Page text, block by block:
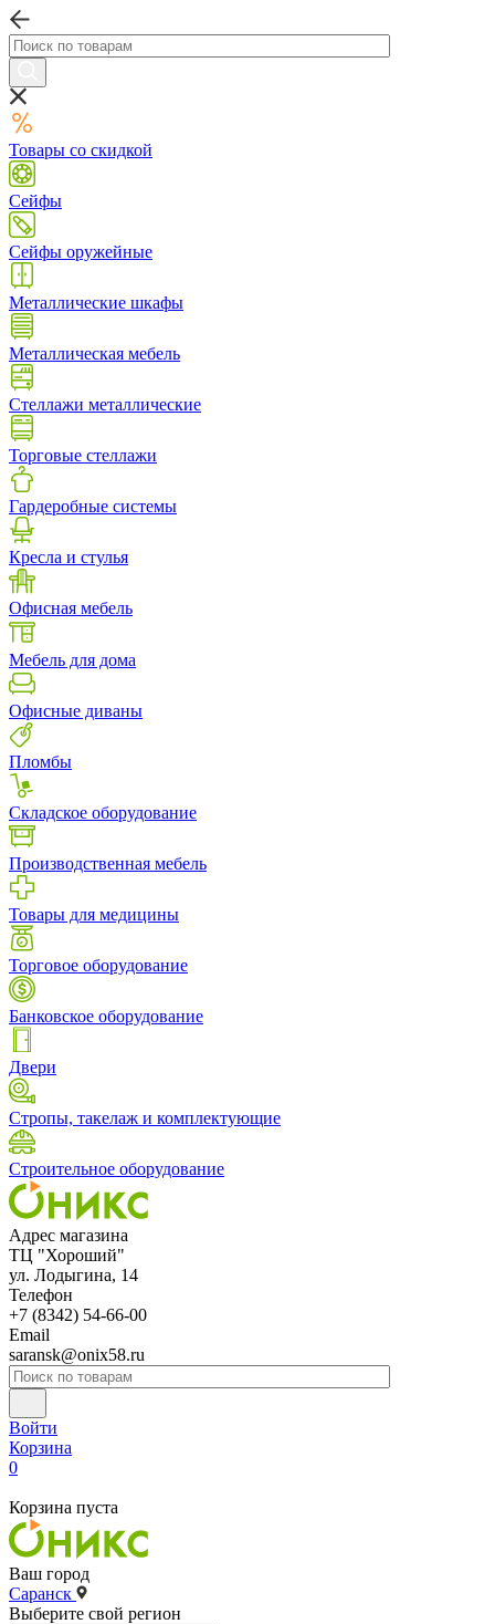
Товары со скидкой
Сейфы
Сейфы оружейные
Металлические шкафы
Металлическая мебель
Стеллажи металлические
Торговые стеллажи
Гардеробные системы
Кресла и стулья
Офисная мебель
Мебель для дома
Офисные диваны
Пломбы
Складское оборудование
Производственная мебель
Товары для медицины
Торговое оборудование
Банковское оборудование
Двери
Стропы, такелаж и комплектующие
Строительное оборудование
Адрес магазина
ТЦ "Хороший"
ул. Лодыгина, 14
Телефон
+7 (8342) 54-66-00
Email
saransk@onix58.ru
Войти
Корзина
0
Корзина пуста
Ваш город
Саранск
Выберите свой регион